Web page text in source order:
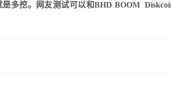
多挖。网友测试可以和BHD BOOM